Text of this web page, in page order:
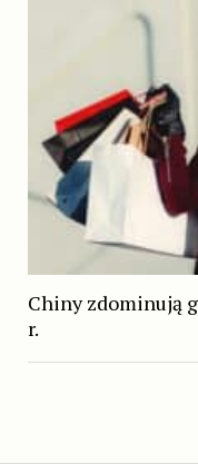
Chiny zdominują
r.